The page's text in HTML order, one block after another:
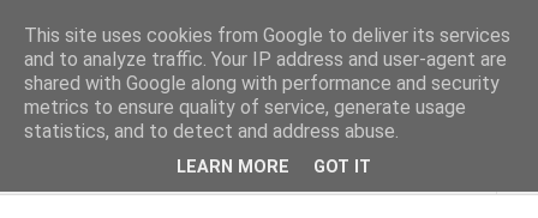
Comoju
La Cocina del Día a Día y el día a día de la Gastronomía
This site uses cookies from Google to deliver its services
and to analyze traffic. Your IP address and user-agent are
shared with Google along with performance and security
metrics to ensure quality of service, generate usage
statistics, and to detect and address abuse.
LEARN MORE GOT IT